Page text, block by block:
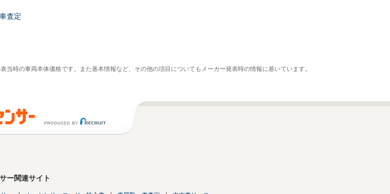
査定
当時の車両本体価格です。また基本情報など、その他の項目についてもメーカー発表時の情報に基いています。
ー関連サイト